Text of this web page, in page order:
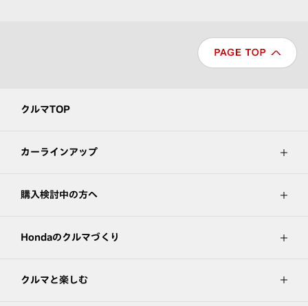
クルマTOP
カーラインアップ
購入検討中の方へ
Hondaのクルマづくり
クルマと楽しむ